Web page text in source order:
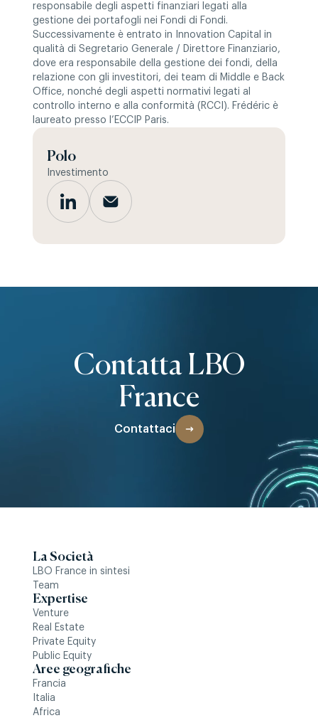
responsabile degli aspetti finanziari legati alla
gestione dei portafogli nei Fondi di Fondi.
Successivamente è entrato in Innovation Capital in
qualità di Segretario Generale / Direttore Finanziario,
dove era responsabile della gestione dei fondi, della
relazione con gli investitori, dei team di Middle e Back
Office, nonché degli aspetti normativi legati al
controllo interno e alla conformità (RCCI). Frédéric è
laureato presso l’ECCIP Paris.
Polo
Investimento
Contatta LBO
France
Contattaci
La Società
LBO France in sintesi
Team
Expertise
Venture
Real Estate
Private Equity
Public Equity
Aree geografiche
Francia
Italia
Africa